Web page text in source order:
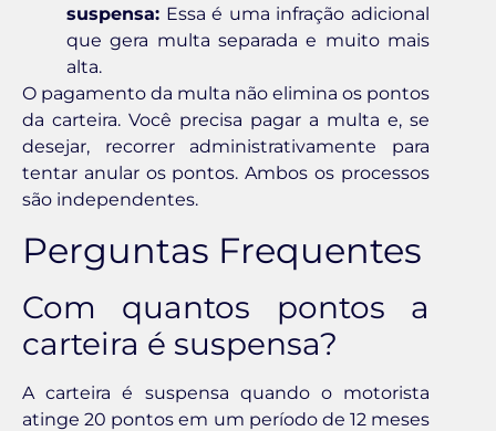
suspensa: Essa é uma infração adicional
que gera multa separada e muito mais
alta.
O pagamento da multa não elimina os pontos
da carteira. Você precisa pagar a multa e, se
desejar, recorrer administrativamente para
tentar anular os pontos. Ambos os processos
são independentes.
Perguntas Frequentes
Com quantos pontos a
carteira é suspensa?
A carteira é suspensa quando o motorista
atinge 20 pontos em um período de 12 meses